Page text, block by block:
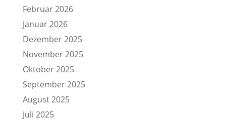
Februar 2026
Januar 2026
Dezember 2025
November 2025
Oktober 2025
September 2025
August 2025
Juli 2025